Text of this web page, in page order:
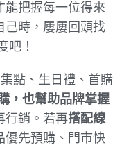
能把握每一位得來
己時，屢屢回頭找
吧！
點、生日禮、首購
，也幫助品牌掌握
行銷。若再搭配線
優先預購、門市快